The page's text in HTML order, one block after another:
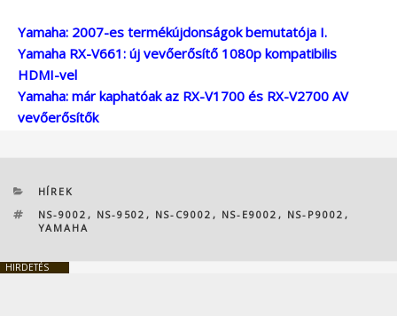
Yamaha: 2007-es termékújdonságok bemutatója I.
Yamaha RX-V661: új vevőerősítő 1080p kompatibilis
HDMI-vel
Yamaha: már kaphatóak az RX-V1700 és RX-V2700 AV
vevőerősítők
KATEGÓRIÁK
HÍREK
CÍMKÉK
NS-9002 , NS-9502 , NS-C9002 , NS-E9002 , NS-P9002 ,
YAMAHA
HIRDETÉS